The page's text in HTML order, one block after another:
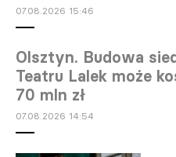
07.08.2026 15:46
Olsztyn. Budowa
Teatru Lalek może
70 mln zł
07.08.2026 14:54